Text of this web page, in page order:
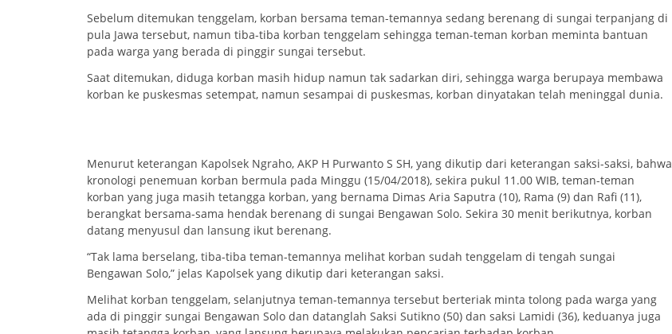
Sebelum ditemukan tenggelam, korban bersama teman-temannya sedang berenang di sungai terpanjang di
pula Jawa tersebut, namun tiba-tiba korban tenggelam sehingga teman-teman korban meminta bantuan
pada warga yang berada di pinggir sungai tersebut.
Saat ditemukan, diduga korban masih hidup namun tak sadarkan diri, sehingga warga berupaya membawa
korban ke puskesmas setempat, namun sesampai di puskesmas, korban dinyatakan telah meninggal dunia.
Menurut keterangan Kapolsek Ngraho, AKP H Purwanto S SH, yang dikutip dari keterangan saksi-saksi, bahwa
kronologi penemuan korban bermula pada Minggu (15/04/2018), sekira pukul 11.00 WIB, teman-teman
korban yang juga masih tetangga korban, yang bernama Dimas Aria Saputra (10), Rama (9) dan Rafi (11),
berangkat bersama-sama hendak berenang di sungai Bengawan Solo. Sekira 30 menit berikutnya, korban
datang menyusul dan lansung ikut berenang.
“Tak lama berselang, tiba-tiba teman-temannya melihat korban sudah tenggelam di tengah sungai
Bengawan Solo,” jelas Kapolsek yang dikutip dari keterangan saksi.
Melihat korban tenggelam, selanjutnya teman-temannya tersebut berteriak minta tolong pada warga yang
ada di pinggir sungai Bengawan Solo dan datanglah Saksi Sutikno (50) dan saksi Lamidi (36), keduanya juga